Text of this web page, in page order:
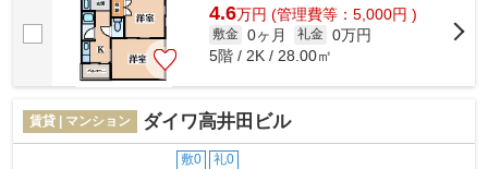
4.6万円 (管理費等：5,000円 )
敷金 0ヶ月 礼金 0万円
5階 / 2K / 28.00㎡
賃貸 | マンション ダイワ高井田ビル
敷0 礼0